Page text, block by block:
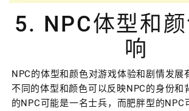
5. NPC体型和
响
NPC的体型和颜色对游戏体验和剧情发展
不同的体型和颜色可以反映NPC的身份和
的NPC可能是一名士兵，而肥胖型的NPC